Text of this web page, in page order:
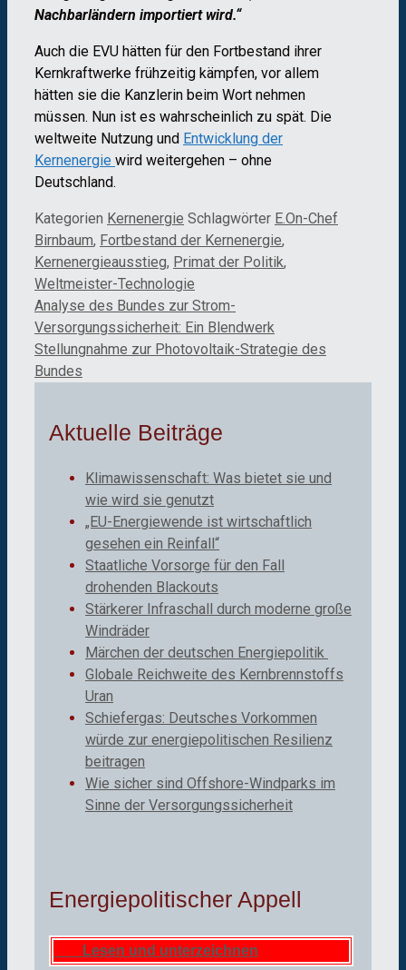
Nachbarländern importiert wird.“
Auch die EVU hätten für den Fortbestand ihrer
Kernkraftwerke frühzeitig kämpfen, vor allem
hätten sie die Kanzlerin beim Wort nehmen
müssen. Nun ist es wahrscheinlich zu spät. Die
weltweite Nutzung und Entwicklung der
Kernenergie wird weitergehen – ohne
Deutschland.
Kategorien Kernenergie Schlagwörter E.On-Chef
Birnbaum, Fortbestand der Kernenergie,
Kernenergieausstieg, Primat der Politik,
Weltmeister-Technologie
Analyse des Bundes zur Strom-
Versorgungssicherheit: Ein Blendwerk
Stellungnahme zur Photovoltaik-Strategie des
Bundes
Aktuelle Beiträge
Klimawissenschaft: Was bietet sie und
wie wird sie genutzt
„EU-Energiewende ist wirtschaftlich
gesehen ein Reinfall“
Staatliche Vorsorge für den Fall
drohenden Blackouts
Stärkerer Infraschall durch moderne große
Windräder
Märchen der deutschen Energiepolitik
Globale Reichweite des Kernbrennstoffs
Uran
Schiefergas: Deutsches Vorkommen
würde zur energiepolitischen Resilienz
beitragen
Wie sicher sind Offshore-Windparks im
Sinne der Versorgungssicherheit
Energiepolitischer Appell
Lesen und unterzeichnen